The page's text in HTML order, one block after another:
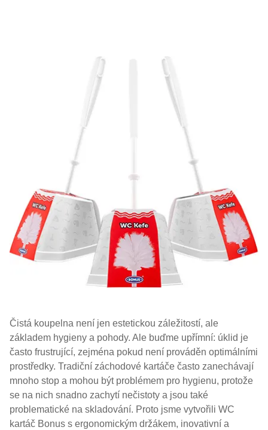
Čistá koupelna není jen estetickou záležitostí, ale
základem hygieny a pohody. Ale buďme upřímní: úklid je
často frustrující, zejména pokud není prováděn optimálními
prostředky. Tradiční záchodové kartáče často zanechávají
mnoho stop a mohou být problémem pro hygienu, protože
se na nich snadno zachytí nečistoty a jsou také
problematické na skladování. Proto jsme vytvořili WC
kartáč Bonus s ergonomickým držákem, inovativní a